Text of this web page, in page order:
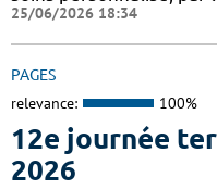
25/06/2026 18:34
PAGES
relevance: 100%
12e journée
2026